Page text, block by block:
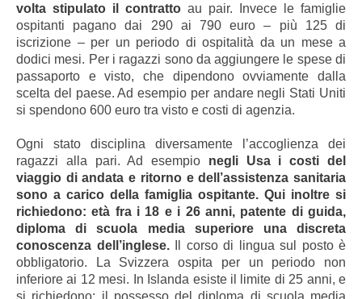
volta stipulato il contratto au pair. Invece le famiglie
ospitanti pagano dai 290 ai 790 euro – più 125 di
iscrizione – per un periodo di ospitalità da un mese a
dodici mesi. Per i ragazzi sono da aggiungere le spese di
passaporto e visto, che dipendono ovviamente dalla
scelta del paese. Ad esempio per andare negli Stati Uniti
si spendono 600 euro tra visto e costi di agenzia.
Ogni stato disciplina diversamente l’accoglienza dei
ragazzi alla pari. Ad esempio negli Usa i costi del
viaggio di andata e ritorno e dell’assistenza sanitaria
sono a carico della famiglia ospitante. Qui inoltre si
richiedono: età fra i 18 e i 26 anni, patente di guida,
diploma di scuola media superiore una discreta
conoscenza dell’inglese.
Il corso di lingua sul posto è
obbligatorio. La Svizzera ospita per un periodo non
inferiore ai 12 mesi. In Islanda esiste il limite di 25 anni, e
si richiedono: il possesso del diploma di scuola media